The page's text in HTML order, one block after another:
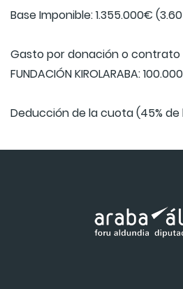
Base Imponible: 1.355.000€
Gasto por donación o
FUNDACIÓN KIROLARABA:
Deducción de la cuota (45%